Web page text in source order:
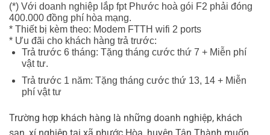
(*) Với doanh nghiệp lắp fpt Phước hoà gói F2 phải đóng
400.000 đồng phí hòa mạng.
* Thiết bị kèm theo: Modem FTTH wifi 2 ports
* Ưu đãi cho khách hàng trả trước:
Trả trước 6 tháng: Tặng tháng cước thứ 7 + Miễn phí
vật tư.
Trả trước 1 năm: Tặng tháng cước thứ 13, 14 + Miễn
phí vật tư
Trường hợp khách hàng là những doanh nghiệp, khách